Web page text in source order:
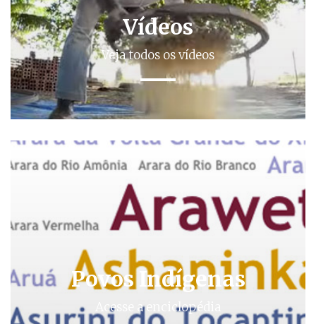
Vídeos
Veja todos os vídeos
Povos Indígenas
Acesse a enciclopédia